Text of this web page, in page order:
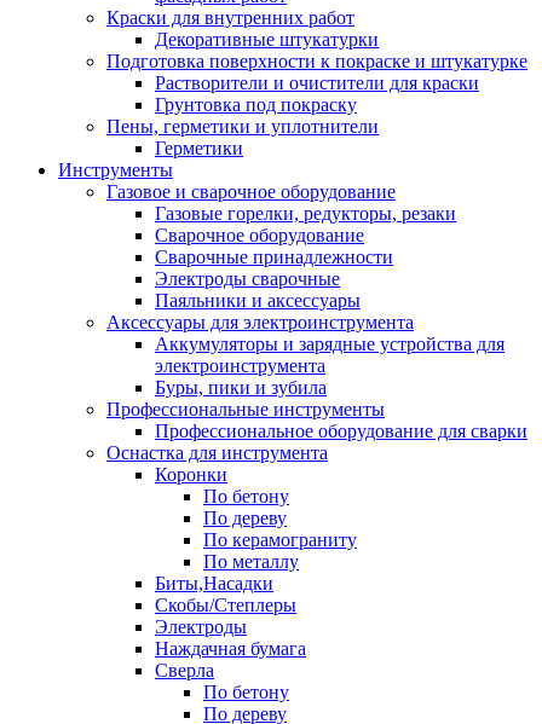
Краски для внутренних работ
Декоративные штукатурки
Подготовка поверхности к покраске и штукатурке
Растворители и очистители для краски
Грунтовка под покраску
Пены, герметики и уплотнители
Герметики
Инструменты
Газовое и сварочное оборудование
Газовые горелки, редукторы, резаки
Сварочное оборудование
Сварочные принадлежности
Электроды сварочные
Паяльники и аксессуары
Аксессуары для электроинструмента
Аккумуляторы и зарядные устройства для
электроинструмента
Буры, пики и зубила
Профессиональные инструменты
Профессиональное оборудование для сварки
Оснастка для инструмента
Коронки
По бетону
По дереву
По керамограниту
По металлу
Биты,Насадки
Скобы/Степлеры
Электроды
Наждачная бумага
Сверла
По бетону
По дереву